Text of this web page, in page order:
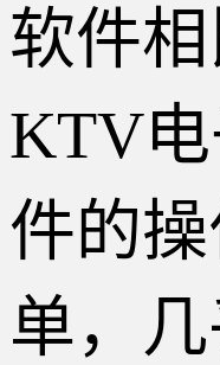
软件
KTV
件的
单，